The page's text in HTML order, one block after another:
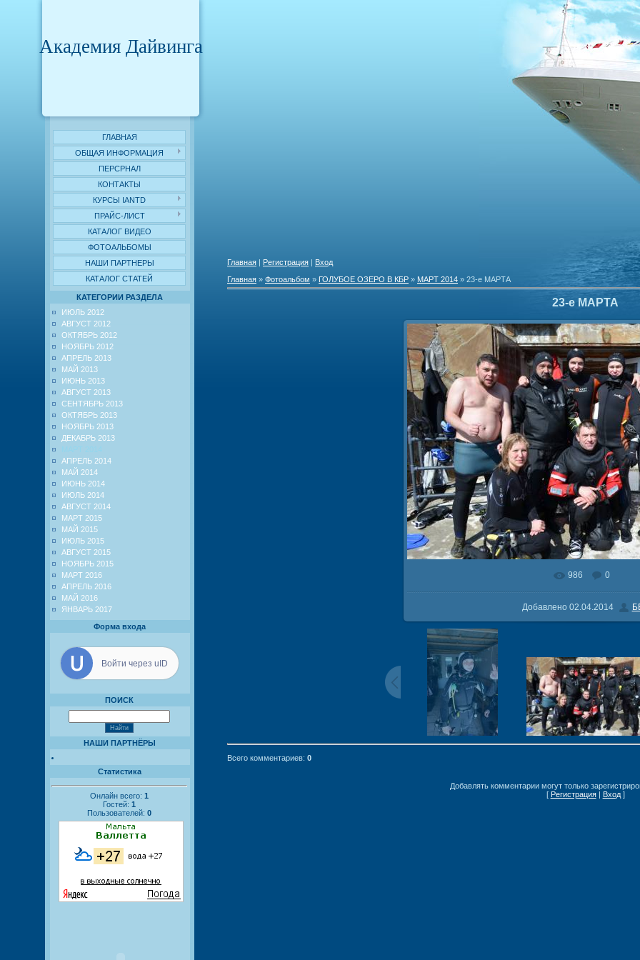
Академия Дайвинга
ГЛАВНАЯ
ОБЩАЯ ИНФОРМАЦИЯ
ПЕРСРНАЛ
КОНТАКТЫ
КУРСЫ IANTD
ПРАЙС-ЛИСТ
КАТАЛОГ ВИДЕО
ФОТОАЛЬБОМЫ
НАШИ ПАРТНЕРЫ
КАТАЛОГ СТАТЕЙ
КАТЕГОРИИ РАЗДЕЛА
ИЮЛЬ 2012
АВГУСТ 2012
ОКТЯБРЬ 2012
НОЯБРЬ 2012
АПРЕЛЬ 2013
МАЙ 2013
ИЮНЬ 2013
АВГУСТ 2013
СЕНТЯБРЬ 2013
ОКТЯБРЬ 2013
НОЯБРЬ 2013
ДЕКАБРЬ 2013
АПРЕЛЬ 2014
МАЙ 2014
ИЮНЬ 2014
ИЮЛЬ 2014
АВГУСТ 2014
МАРТ 2015
МАЙ 2015
ИЮЛЬ 2015
АВГУСТ 2015
НОЯБРЬ 2015
МАРТ 2016
АПРЕЛЬ 2016
МАЙ 2016
ЯНВАРЬ 2017
Форма входа
Войти через uID
ПОИСК
НАШИ ПАРТНЁРЫ
Статистика
Онлайн всего: 1
Гостей: 1
Пользователей: 0
Главная | Регистрация | Вход
Главная » Фотоальбом » ГОЛУБОЕ ОЗЕРО В КБР » МАРТ 2014 » 23-е МАРТА
23-е МАРТА
В реальном размере 1600x1059
986 0
Добавлено 02.04.2014
Всего комментариев: 0
Добавлять комментарии могут только
[ Регистрация| Вход]